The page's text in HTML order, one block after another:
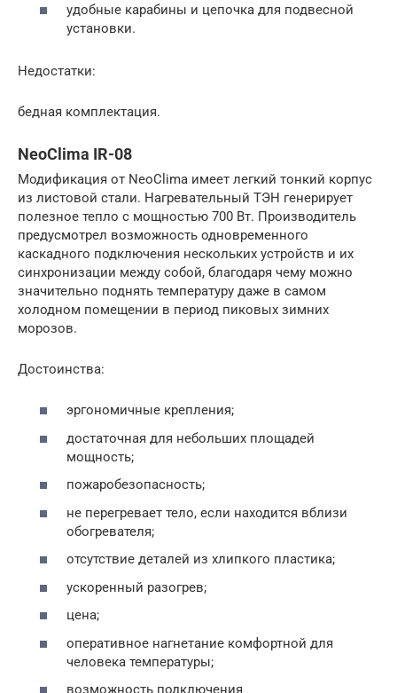
удобные карабины и цепочка для подвесной
установки.
Недостатки:
бедная комплектация.
NeoClima IR-08
Модификация от NeoClima имеет легкий тонкий корпус
из листовой стали. Нагревательный ТЭН генерирует
полезное тепло с мощностью 700 Вт. Производитель
предусмотрел возможность одновременного
каскадного подключения нескольких устройств и их
синхронизации между собой, благодаря чему можно
значительно поднять температуру даже в самом
холодном помещении в период пиковых зимних
морозов.
Достоинства:
эргономичные крепления;
достаточная для небольших площадей
мощность;
пожаробезопасность;
не перегревает тело, если находится вблизи
обогревателя;
отсутствие деталей из хлипкого пластика;
ускоренный разогрев;
цена;
оперативное нагнетание комфортной для
человека температуры;
возможность подключения